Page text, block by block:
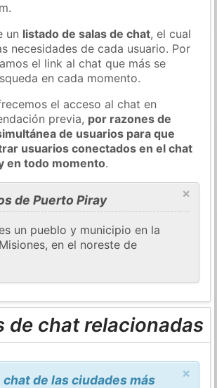
un listado de salas de chat, el cual
necesidades de cada usuario. Por
el link al chat que más se
en cada momento.
el acceso al chat en
previa, por razones de
de usuarios para que
usuarios conectados en el chat
en todo momento.
×
de Puerto Piray
un pueblo y municipio en la
en el noreste de
de chat relacionadas
×
de las ciudades más